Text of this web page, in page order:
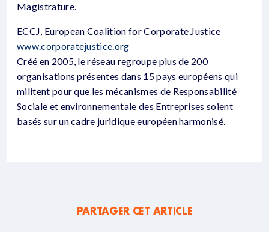
Magistrature.
ECCJ, European Coalition for Corporate Justice
www.corporatejustice.org
Créé en 2005, le réseau regroupe plus de 200
organisations présentes dans 15 pays européens qui
militent pour que les mécanismes de Responsabilité
Sociale et environnementale des Entreprises soient
basés sur un cadre juridique européen harmonisé.
PARTAGER CET ARTICLE